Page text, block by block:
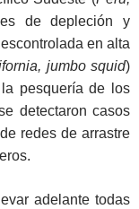
de depleción y
en alta
jumbo squid)
pesquería de los
detectaron casos
redes de arrastre
adelante todas